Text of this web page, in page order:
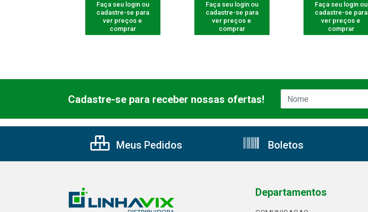
Faça seu login ou
cadastre-se para
ver preços e
comprar
Faça seu login ou
cadastre-se para
ver preços e
comprar
Faça seu login ou
cadastre-se para
ver preços e
comprar
Cadastre-se para receber nossas ofertas!
Meus Pedidos Boletos
Departamentos